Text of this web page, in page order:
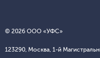
© 2026 ООО «УФС»
123290, Москва, 1-й